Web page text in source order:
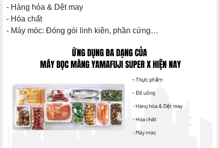
- Hàng hóa & Dệt may
- Hóa chất
- Máy móc: Đóng gói linh kiện, phần cứng…